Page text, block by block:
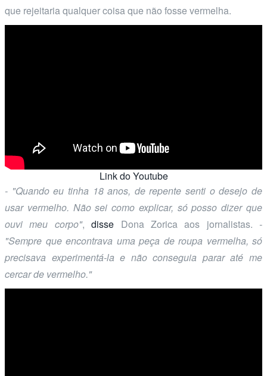
que rejeitaria qualquer coisa que não fosse vermelha.
Link do Youtube
- "Quando eu tinha 18 anos, de repente senti o desejo de
usar vermelho. Não sei como explicar, só posso dizer que
ouvi meu corpo",disse Dona Zorica aos jornalistas. -
"Sempre que encontrava uma peça de roupa vermelha, só
precisava experimentá-la e não conseguia parar até me
cercar de vermelho."